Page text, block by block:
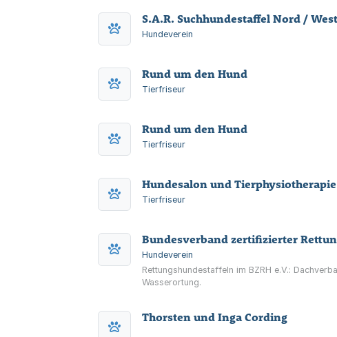
S.A.R. Suchhundestaffel Nord /
Hundeverein
Rund um den Hund
Tierfriseur
Rund um den Hund
Tierfriseur
Hundesalon und Tierphysiotherapie
Tierfriseur
Bundesverband zertifizierter
Hundeverein
Rettungshundestaffeln im BZRH e.V.:
Wasserortung.
Thorsten und Inga Cording